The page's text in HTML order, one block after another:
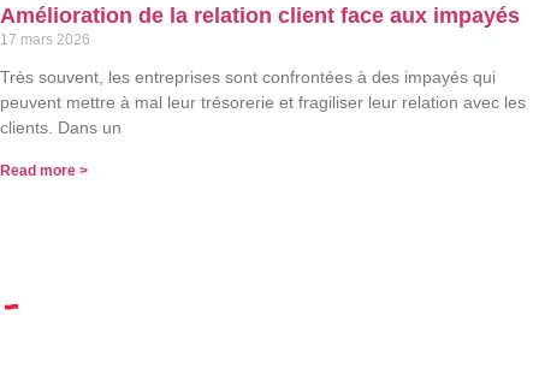
Amélioration de la relation client face aux impayés
17 mars 2026
Très souvent, les entreprises sont confrontées à des impayés qui
peuvent mettre à mal leur trésorerie et fragiliser leur relation avec les
clients. Dans un
Read more >